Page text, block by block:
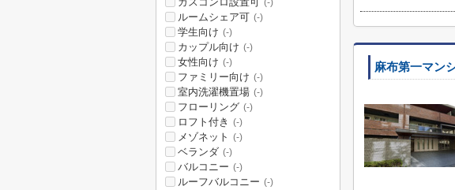
麻布第一マン
(-)
ルームシェア可 (-)
学生向け (-)
カップル向け (-)
女性向け (-)
ファミリー向け (-)
室内洗濯機置場 (-)
フローリング (-)
ロフト付き (-)
メゾネット (-)
ベランダ (-)
バルコニー (-)
ルーフバルコニー (-)